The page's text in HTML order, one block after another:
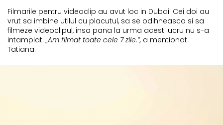
Filmarile pentru videoclip au avut loc in Dubai. Cei doi au
vrut sa imbine utilul cu placutul, sa se odihneasca si sa
filmeze videoclipul, insa pana la urma acest lucru nu s-a
intamplat.„Am filmat toate cele 7 zile.”, a mentionat
Tatiana.